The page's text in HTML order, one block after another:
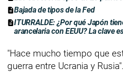
Bajada de tipos de la Fed
ITURRALDE: ¿Por qué Japón
arancelaria con EEUU? La clave
"Hace mucho tiempo que
guerra entre Ucrania y